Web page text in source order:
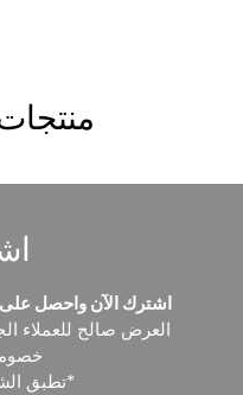
اشترك الآن واحصل على خصم 10% على
العرض صالح للعملاء
*تطبق